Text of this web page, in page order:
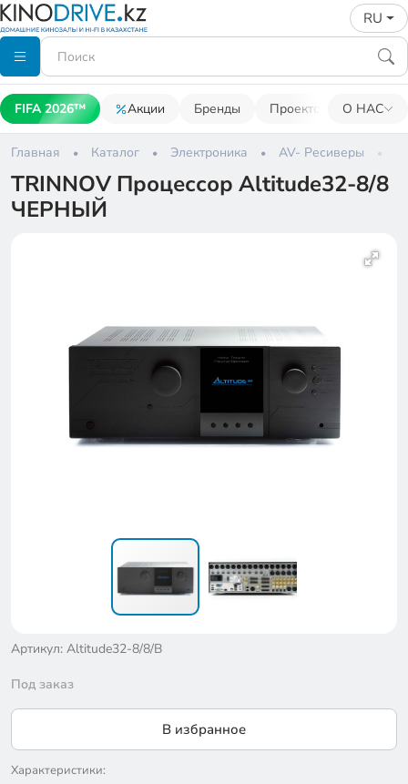
RU
FIFA 2026™ Акции Бренды Проекторы О НАС
Главная Каталог Электроника AV- Ресиверы
TRINNOV Процессор Altitude32-8/8
ЧЕРНЫЙ
Артикул: Altitude32-8/8/B
Под заказ
В избранное
Характеристики: